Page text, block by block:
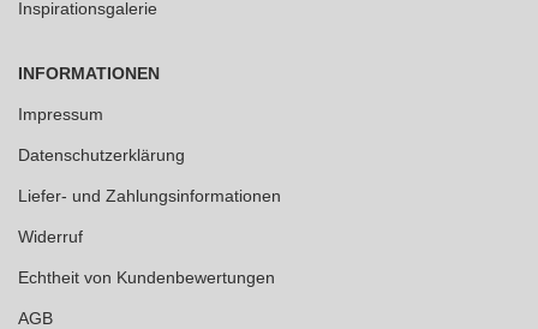
Inspirationsgalerie
INFORMATIONEN
Impressum
Datenschutzerklärung
Liefer- und Zahlungsinformationen
Widerruf
Echtheit von Kundenbewertungen
AGB